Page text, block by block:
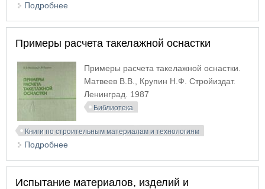
Подробнее
Примеры расчета такелажной оснастки
Примеры расчета такелажной оснастки.
Матвеев В.В., Крупин Н.Ф. Стройиздат.
Ленинград. 1987
Библиотека
Книги по строительным материалам и технологиям
Подробнее
Испытание материалов, изделий и